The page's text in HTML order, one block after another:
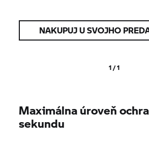
NAKUPUJ U SVOJHO
1 / 1
Maximálna úroveň
sekundu